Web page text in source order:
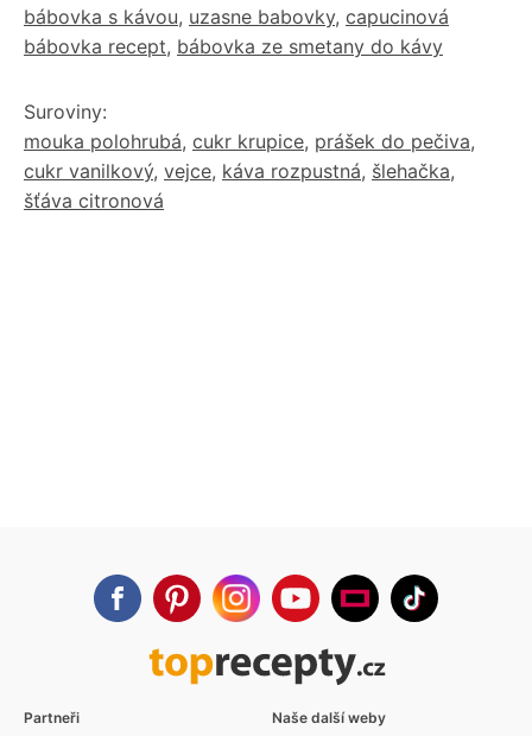
bábovka s kávou, uzasne babovky, capucinová
bábovka recept, bábovka ze smetany do kávy
Suroviny:
mouka polohrubá, cukr krupice, prášek do pečiva,
cukr vanilkový, vejce, káva rozpustná, šlehačka,
šťáva citronová
Partneři Naše další weby